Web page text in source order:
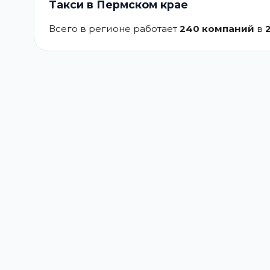
Такси в Пермском крае
Всего в регионе работает 240 компаний в